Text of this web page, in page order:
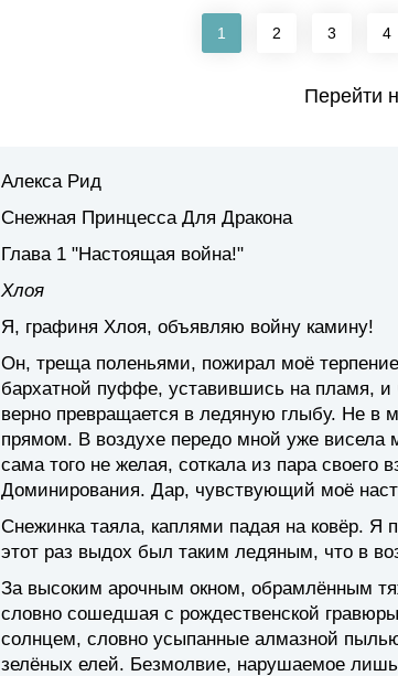
1 2 3 4
Перейти
Алекса Рид
Снежная Принцесса Для Дракона
Глава 1 "Настоящая война!"
Хлоя
Я, графиня Хлоя, объявляю войну камину!
Он, треща поленьями, пожирал моё
бархатной пуффе, уставившись на пламя, и
верно превращается в ледяную глыбу. Не
прямом. В воздухе передо мной уже висела
сама того не желая, соткала из пара своего
Доминирования. Дар, чувствующий моё
Снежинка таяла, каплями падая на ковёр. Я
этот раз выдох был таким ледяным, что в
За высоким арочным окном, обрамлённым
словно сошедшая с рождественской
солнцем, словно усыпанные алмазной
зелёных елей. Безмолвие, нарушаемое